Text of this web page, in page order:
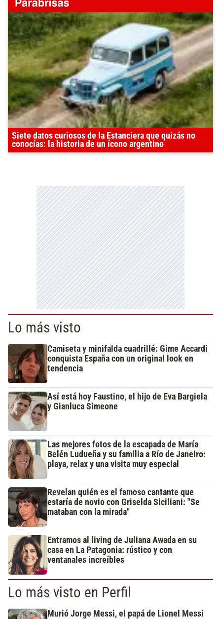
Siete datos curiosos de la Estanciera que quizás no
conocías: la historia de un ícono argentino
Lo más visto
Camiseta y minifalda cuadrillé: Gime Accardi
conquista España con un original look en
tendencia
Así está hoy Faustino, el hijo de Eva Bargiela
y Gianluca Simeone
Las mejores fotos de la escapada de María
Belén Ludueña y su familia a Río de Janeiro:
playa, relax y una visita muy especial
Revelan quién es el famoso cantante que
estaría de novio con Griselda Siciliani: "Se
mataban con la mirada"
Entramos al living de Juliana Awada en su
casa en La Patagonia: rústico y con
ventanales increíbles
Lo más visto en Perfil
Murió Jorge Messi, el papá de Lionel Messi